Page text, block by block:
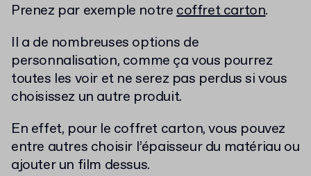
Prenez par exemple notrecoffret carton.
Il a de nombreuses options de
personnalisation, comme ça vous pourrez
toutes les voir et ne serez pas perdus si vous
choisissez un autre produit.
En effet, pour le coffret carton, vous pouvez
entre autres choisir l’épaisseur du matériau ou
ajouter un film dessus.